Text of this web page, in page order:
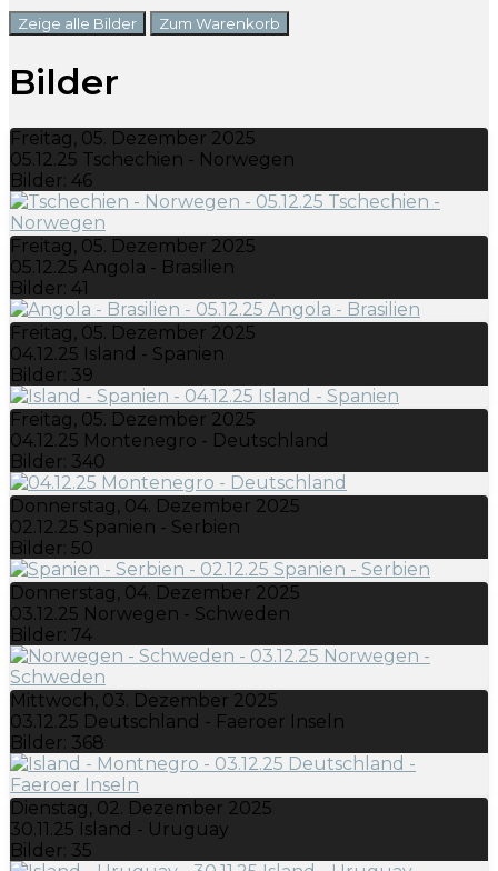
Zeige alle Bilder Zum Warenkorb
Bilder
Freitag, 05. Dezember 2025
05.12.25 Tschechien - Norwegen
Bilder: 46
Freitag, 05. Dezember 2025
05.12.25 Angola - Brasilien
Bilder: 41
Freitag, 05. Dezember 2025
04.12.25 Island - Spanien
Bilder: 39
Freitag, 05. Dezember 2025
04.12.25 Montenegro - Deutschland
Bilder: 340
Donnerstag, 04. Dezember 2025
02.12.25 Spanien - Serbien
Bilder: 50
Donnerstag, 04. Dezember 2025
03.12.25 Norwegen - Schweden
Bilder: 74
Mittwoch, 03. Dezember 2025
03.12.25 Deutschland - Faeroer Inseln
Bilder: 368
Dienstag, 02. Dezember 2025
30.11.25 Island - Uruguay
Bilder: 35